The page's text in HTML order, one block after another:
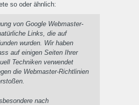
so oder ähnlich:
von Google Webmaster-
Links, die auf
wurden. Wir haben
auf einigen Seiten Ihrer
Techniken verwendet
die Webmaster-Richtlinien
nach